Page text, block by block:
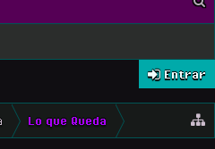
Entrar
Lo que Queda